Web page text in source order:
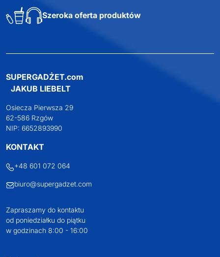
Profesjonalne doradztwo
SUPERGADŻET.com
JAKUB LIEBELT
62-586 Rzgów
biuro@supergadzet.com